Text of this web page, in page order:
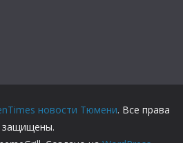
новости Тюмени. Все права
защищены.